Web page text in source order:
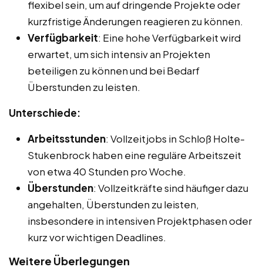
flexibel sein, um auf dringende Projekte oder
kurzfristige Änderungen reagieren zu können.
Verfügbarkeit: Eine hohe Verfügbarkeit wird
erwartet, um sich intensiv an Projekten
beteiligen zu können und bei Bedarf
Überstunden zu leisten.
Unterschiede:
Arbeitsstunden: Vollzeitjobs in Schloß Holte-
Stukenbrock haben eine reguläre Arbeitszeit
von etwa 40 Stunden pro Woche.
Überstunden: Vollzeitkräfte sind häufiger dazu
angehalten, Überstunden zu leisten,
insbesondere in intensiven Projektphasen oder
kurz vor wichtigen Deadlines.
Weitere Überlegungen